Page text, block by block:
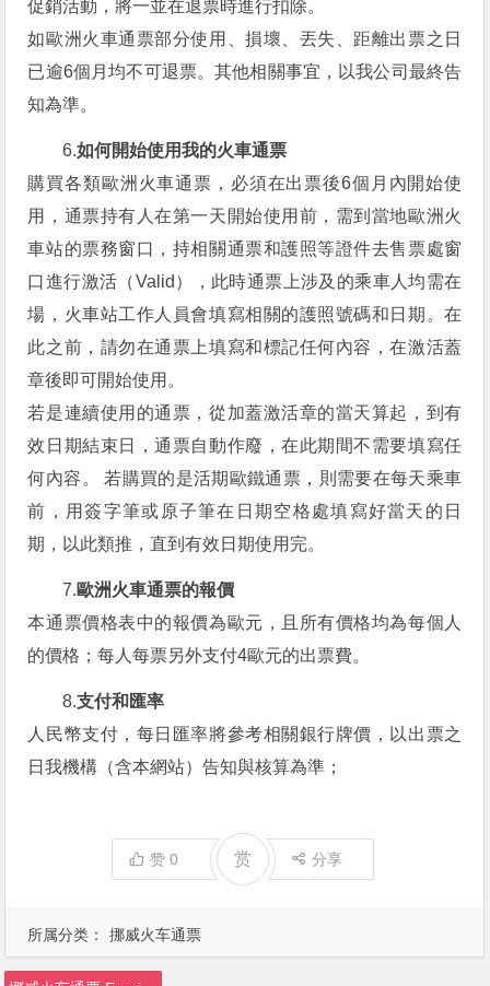
所属分类： 挪威火车通票
促銷活動，將一並在退票時進行扣除。
如歐洲火車通票部分使用、損壞、丟失、距離出票之日
已逾6個月均不可退票。其他相關事宜，以我公司最終告
知為準。
6.如何開始使用我的火車通票
購買各類歐洲火車通票，必須在出票後6個月內開始使
用，通票持有人在第一天開始使用前，需到當地歐洲火
車站的票務窗口，持相關通票和護照等證件去售票處窗
口進行激活（Valid），此時通票上涉及的乘車人均需在
場，火車站工作人員會填寫相關的護照號碼和日期。在
此之前，請勿在通票上填寫和標記任何內容，在激活蓋
章後即可開始使用。
若是連續使用的通票，從加蓋激活章的當天算起，到有
效日期結束日，通票自動作廢，在此期間不需要填寫任
何內容。 若購買的是活期歐鐵通票，則需要在每天乘車
前，用簽字筆或原子筆在日期空格處填寫好當天的日
期，以此類推，直到有效日期使用完。
7.歐洲火車通票的報價
本通票價格表中的報價為歐元，且所有價格均為每個人
的價格；每人每票另外支付4歐元的出票費。
8.支付和匯率
人民幣支付，每日匯率將參考相關銀行牌價，以出票之
日我機構（含本網站）告知與核算為準；
赞0 赏 分享